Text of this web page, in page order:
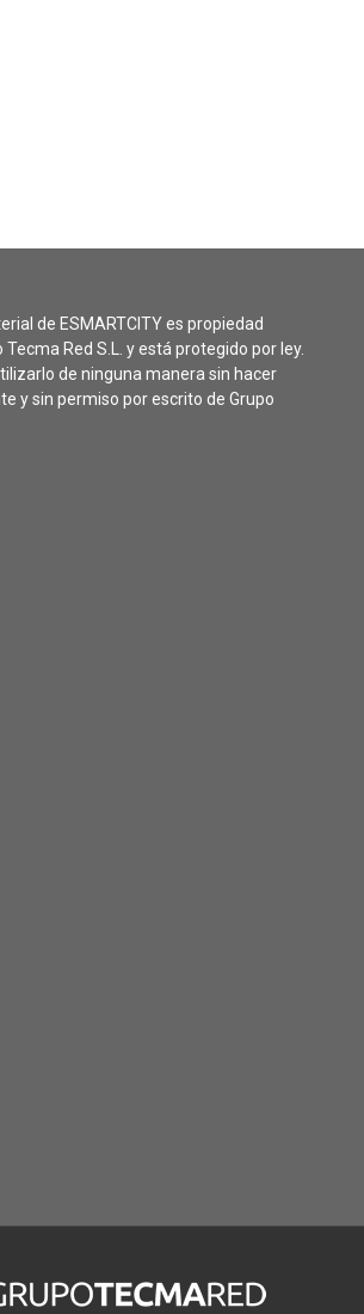
de ESMARTCITY es propiedad
Red S.L. y está protegido por ley.
de ninguna manera sin hacer
y sin permiso por escrito de Grupo